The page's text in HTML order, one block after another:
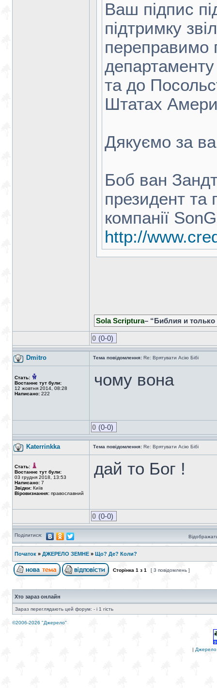
Ваш підпис
підтримку
переправимо
та до
Штатах
Дякуємо за
Боб ван
президент та
компанії
http://
Sola Scriptura– “Библия и
0 (0-0)
Dmitro Тема повідомлення: Re: Врятувати Асію Бібі
Стать:
Востаннє тут були:
12 жовтня 2014, 08:28
Написано: 222
чому вона
0 (0-0)
Katerrinkka Тема повідомлення: Re: Врятувати Асію Бібі
Стать:
Востаннє тут були:
03 грудня 2018, 13:53
Написано: 7
Звідки: Київ
Віровизнання: православний
дай то Бог !
0 (0-0)
Поділитися:
Початок » ДЖЕРЕЛО ЗЕМНЕ » Що? Де? Коли?
Сторінка 1 з 1 [ 3 повідомлень ]
Хто зараз онлайн
Зараз переглядають цей форум: - і 1 гість
©2006-2026 "Джерело"
| Джерело